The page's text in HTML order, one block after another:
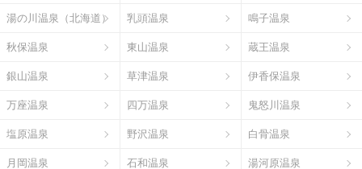
湯の川温泉（北海道） 乳頭温泉 鳴子温泉
秋保温泉 東山温泉 蔵王温泉
銀山温泉 草津温泉 伊香保温泉
万座温泉 四万温泉 鬼怒川温泉
塩原温泉 野沢温泉 白骨温泉
月岡温泉 石和温泉 湯河原温泉